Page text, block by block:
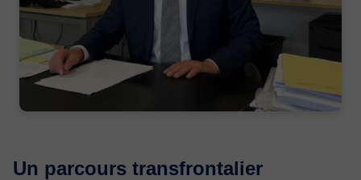
Un parcours transfrontalier